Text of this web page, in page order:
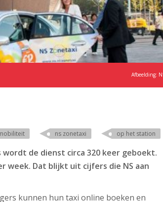
Afbeelding:
ns zonetaxi op het station
de dienst circa 320 keer geboekt.
week. Dat blijkt uit cijfers die NS aan
kunnen hun taxi online boeken en